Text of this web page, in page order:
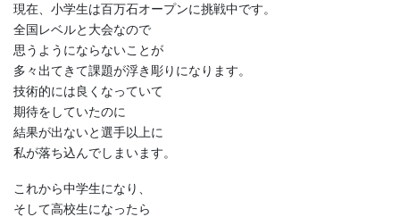
現在、小学生は百万石オープンに挑戦中です。
全国レベルと大会なので
思うようにならないことが
多々出てきて課題が浮き彫りになります。
技術的には良くなっていて
期待をしていたのに
結果が出ないと選手以上に
私が落ち込んでしまいます。
これから中学生になり、
そして高校生になったら